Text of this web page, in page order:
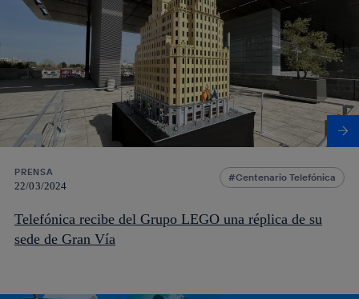
PRENSA
22/03/2024
Centenario Telefónica
Telefónica recibe del Grupo LEGO una réplica de su
sede de Gran Vía